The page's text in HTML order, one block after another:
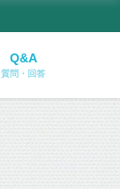
Q&A
質問・回答